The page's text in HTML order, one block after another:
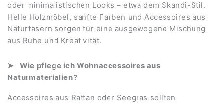
oder minimalistischen Looks – etwa dem Skandi-Stil.
Helle Holzmöbel, sanfte Farben und Accessoires aus
Naturfasern sorgen für eine ausgewogene Mischung
aus Ruhe und Kreativität.
Wie pflege ich Wohnaccessoires aus
Naturmaterialien?
Accessoires aus Rattan oder Seegras sollten